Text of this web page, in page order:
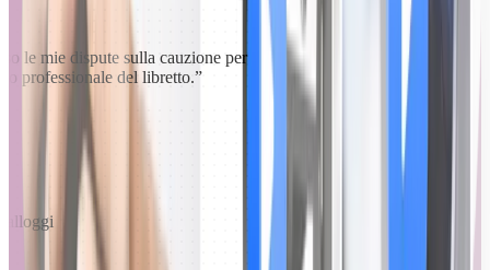
le mie dispute sulla cauzione per
professionale del libretto.”
alloggi